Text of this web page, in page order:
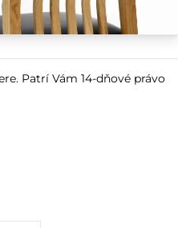
Patrí Vám 14-dňové právo